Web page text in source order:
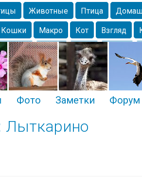
Животные Птица
Кошки Макро Кот Взгляд
Москва Весна Парк Белка
Утки Николаев
Фото Заметки Форум
Лыткарино